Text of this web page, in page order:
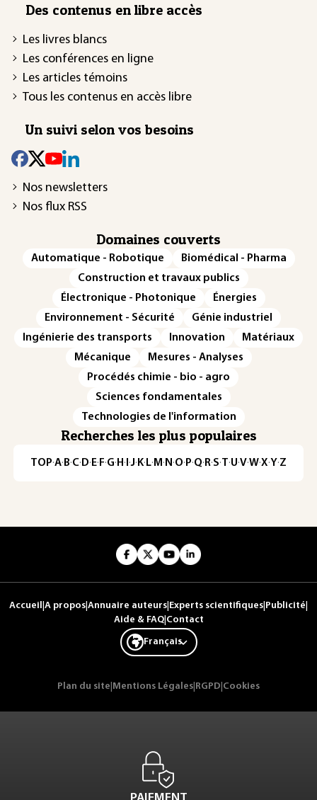
Des contenus en libre accès
Les livres blancs
Les conférences en ligne
Les articles témoins
Tous les contenus en accès libre
Un suivi selon vos besoins
Nos newsletters
Nos flux RSS
Domaines couverts
Automatique - Robotique
Biomédical - Pharma
Construction et travaux publics
Électronique - Photonique
Énergies
Environnement - Sécurité
Génie industriel
Ingénierie des transports
Innovation
Matériaux
Mécanique
Mesures - Analyses
Procédés chimie - bio - agro
Sciences fondamentales
Technologies de l'information
Recherches les plus populaires
TOP·A·B·C· D· E· F·G· H · ·J· K· L· M · N ·O· P·Q· R·S·T·U·V·W·X·Y·Z
Accueil A propos Annuaire auteurs Experts scientifiques Publicité
Aide & FAQ| Contact
Français
Plan du site Mentions Légales RGPD Cookies